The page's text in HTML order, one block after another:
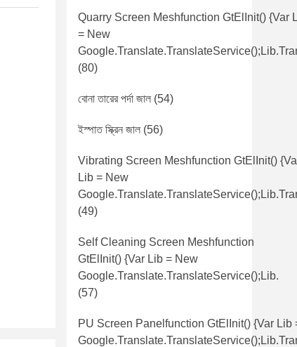
Quarry Screen Meshfunction GtElInit() {var
= New
(80)
বোনা তারের পর্দা জাল (54)
ইস্পাত স্ক্রিন জাল (56)
Vibrating Screen Meshfunction GtElInit()
Lib = New
(49)
Self Cleaning Screen Meshfunction
GtElInit() {var Lib = New
Google.translate.TranslateService();lib.
(57)
PU Screen Panelfunction GtElInit() {var Lib